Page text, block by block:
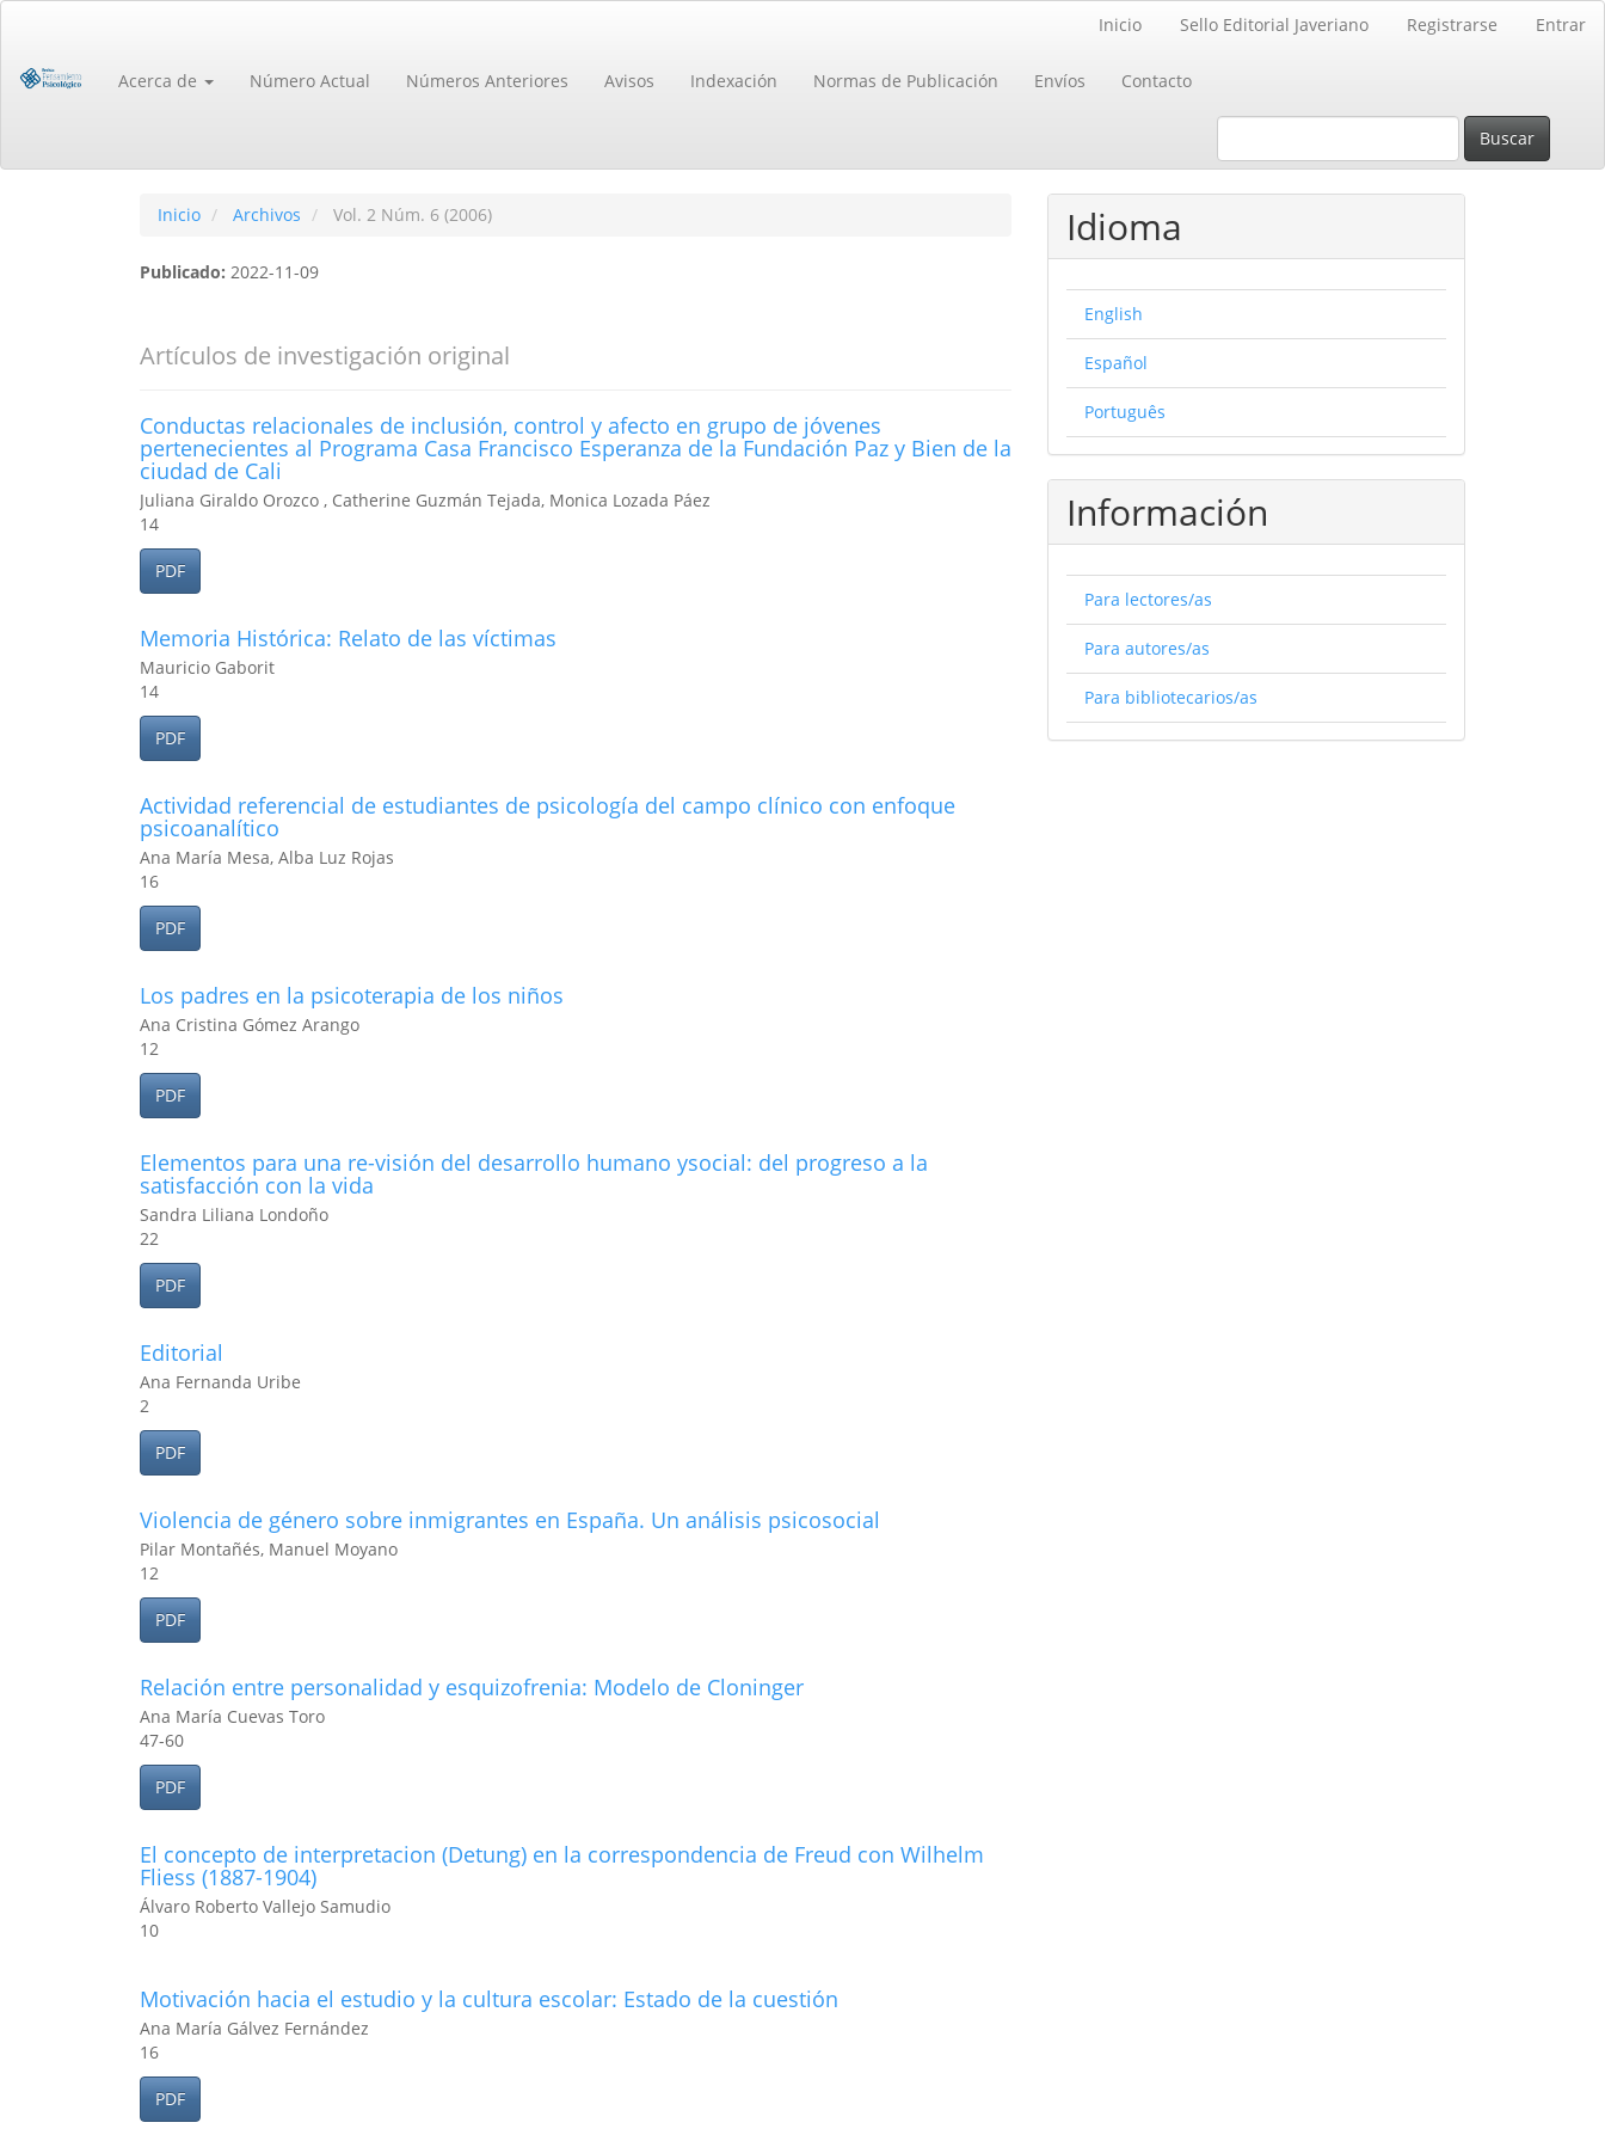
principal
Inicio Sello Editorial Javeriano Registrarse Entrar
Acerca de Número Actual Números Anteriores Avisos Indexación Normas de Publicación Envíos Contacto
Buscar
Inicio Archivos Vol. 2 Núm. 6 (2006)
Publicado: 2022-11-09
Artículos de investigación original
Conductas relacionales de inclusión, control y afecto en grupo de jóvenes
pertenecientes al Programa Casa Francisco Esperanza de la Fundación Paz y Bien de la
ciudad de Cali
Juliana Giraldo Orozco , Catherine Guzmán Tejada, Monica Lozada Páez
14
PDF
Memoria Histórica: Relato de las víctimas
Mauricio Gaborit
14
PDF
Actividad referencial de estudiantes de psicología del campo clínico con enfoque
psicoanalítico
Ana María Mesa, Alba Luz Rojas
16
PDF
Los padres en la psicoterapia de los niños
Ana Cristina Gómez Arango
12
PDF
Elementos para una re-visión del desarrollo humano ysocial: del progreso a la
satisfacción con la vida
Sandra Liliana Londoño
22
PDF
Editorial
Ana Fernanda Uribe
2
PDF
Violencia de género sobre inmigrantes en España. Un análisis psicosocial
Pilar Montañés, Manuel Moyano
12
PDF
Relación entre personalidad y esquizofrenia: Modelo de Cloninger
Ana María Cuevas Toro
47-60
PDF
El concepto de interpretacion (Detung) en la correspondencia de Freud con Wilhelm
Fliess (1887-1904)
Álvaro Roberto Vallejo Samudio
10
Motivación hacia el estudio y la cultura escolar: Estado de la cuestión
Ana María Gálvez Fernández
16
PDF
Idioma
English
Español
Português
Información
Para lectores/as
Para autores/as
Para bibliotecarios/as